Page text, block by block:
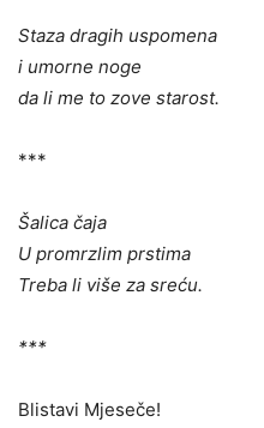
Staza dragih uspomena
i umorne noge
da li me to zove starost.
***
Šalica čaja
U promrzlim prstima
Treba li više za sreću.
***
Blistavi Mjeseče!